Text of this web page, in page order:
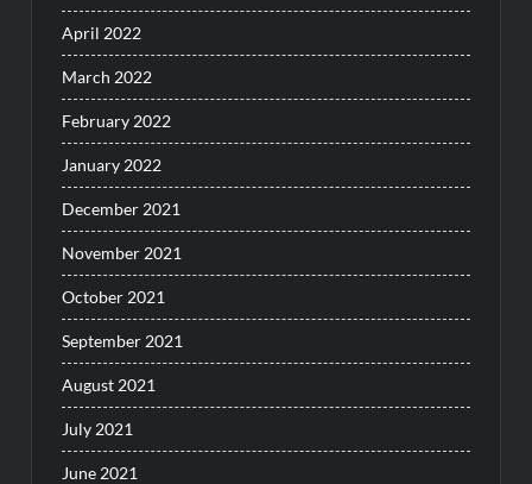
April 2022
March 2022
February 2022
January 2022
December 2021
November 2021
October 2021
September 2021
August 2021
July 2021
June 2021